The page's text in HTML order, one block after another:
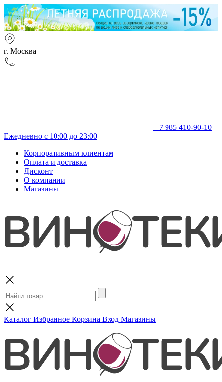
г. Москва
+7 985 410-90-10
Ежедневно с 10:00 до 23:00
Корпоративным клиентам
Оплата и доставка
Дисконт
О компании
Магазины
Каталог Избранное Корзина Вход Магазины